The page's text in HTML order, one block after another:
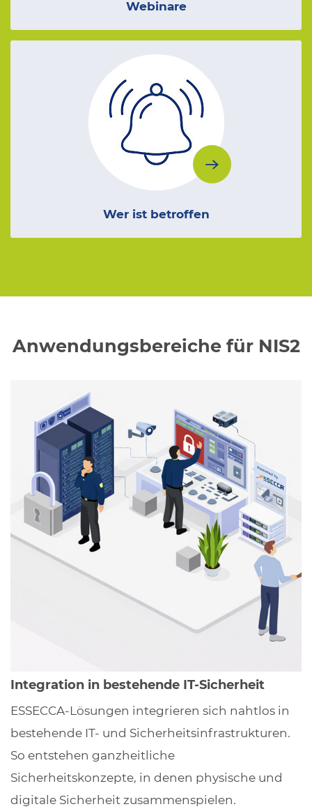
Webinare
Wer ist betroffen
Anwendungsbereiche für NIS2
Integration in bestehende IT-Sicherheit
ESSECCA-Lösungen integrieren sich nahtlos in
bestehende IT- und Sicherheitsinfrastrukturen.
So entstehen ganzheitliche
Sicherheitskonzepte, in denen physische und
digitale Sicherheit zusammenspielen.